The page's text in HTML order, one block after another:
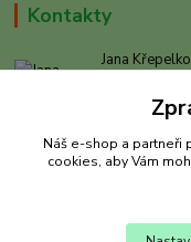
Kontakty
Jana
(Po-Pá, 9-17
Náš e-shop a partneři
cookies, aby Vám